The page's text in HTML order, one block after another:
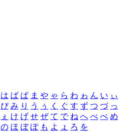
は ば ぱ ま や ゃ ら わ ゎ ん い ぃ
ぴ み り う ぅ く ぐ す ず つ づ っ
ぇ け げ せ ぜ て で ね へ べ ぺ め
の ほ ぼ ぽ も よ ょ ろ を